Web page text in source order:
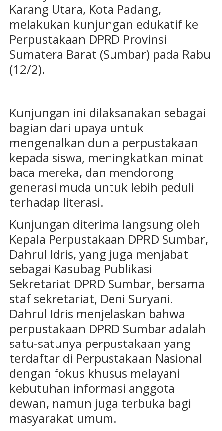
Karang Utara, Kota Padang,
melakukan kunjungan edukatif ke
Perpustakaan DPRD Provinsi
Sumatera Barat (Sumbar) pada Rabu
(12/2).
Kunjungan ini dilaksanakan sebagai
bagian dari upaya untuk
mengenalkan dunia perpustakaan
kepada siswa, meningkatkan minat
baca mereka, dan mendorong
generasi muda untuk lebih peduli
terhadap literasi.
Kunjungan diterima langsung oleh
Kepala Perpustakaan DPRD Sumbar,
Dahrul Idris, yang juga menjabat
sebagai Kasubag Publikasi
Sekretariat DPRD Sumbar, bersama
staf sekretariat, Deni Suryani.
Dahrul Idris menjelaskan bahwa
perpustakaan DPRD Sumbar adalah
satu-satunya perpustakaan yang
terdaftar di Perpustakaan Nasional
dengan fokus khusus melayani
kebutuhan informasi anggota
dewan, namun juga terbuka bagi
masyarakat umum.